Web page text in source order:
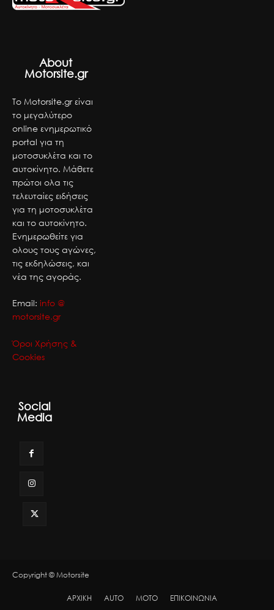
About
Motorsite.gr
Το Motorsite.gr είναι
το μεγαλύτερο
online ενημερωτικό
portal για τη
μοτοσυκλέτα και το
αυτοκίνητο. Μάθετε
πρώτοι ολα τις
τελευταίες ειδήσεις
για τη μοτοσυκλέτα
και το αυτοκίνητο.
Ενημερωθείτε για
ολους τους αγώνες,
τις εκδηλώσεις, και
νέα της αγοράς.
Email: info @
motorsite.gr
Όροι Χρήσης &
Cookies
Social
Media
Copyright © Motorsite
ΑΡΧΙΚΗ AUTO MOTO ΕΠΙΚΟΙΝΩΝΙΑ